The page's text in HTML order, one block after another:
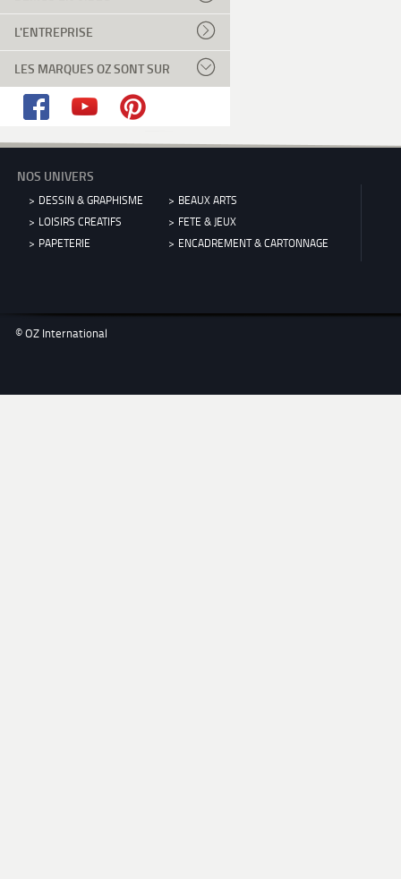
L'ENTREPRISE
LES MARQUES OZ SONT SUR
NOS UNIVERS
DESSIN & GRAPHISME
BEAUX ARTS
LOISIRS CREATIFS
FETE & JEUX
PAPETERIE
ENCADREMENT & CARTONNAGE
© OZ International